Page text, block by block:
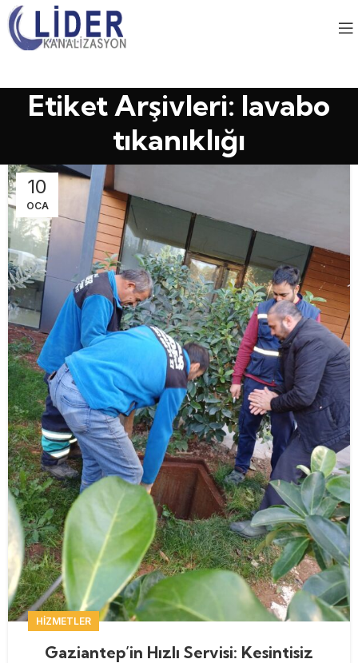
Etiket Arşivleri: lavabo
tıkanıklığı
10
OCA
HIZMETLER
Gaziantep’in Hızlı Servisi: Kesintisiz